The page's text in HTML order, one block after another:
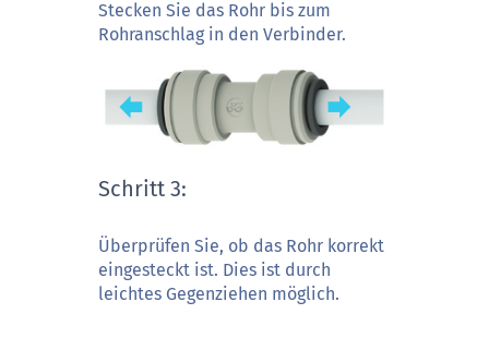
Stecken Sie das Rohr bis zum
Rohranschlag in den Verbinder.
Schritt 3:
Überprüfen Sie, ob das Rohr korrekt
eingesteckt ist. Dies ist durch
leichtes Gegenziehen möglich.